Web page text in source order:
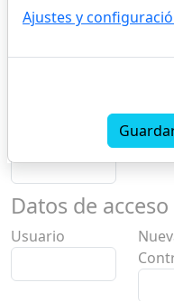
Ajustes y
Dirección
Datos de acceso
Usuario